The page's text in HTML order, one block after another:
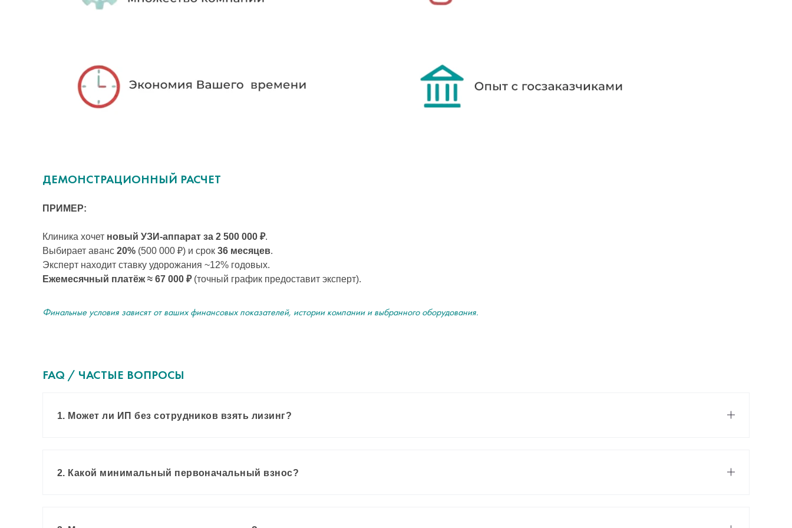
ДЕМОНСТРАЦИОННЫЙ РАСЧЕТ
ПРИМЕР:
Клиника хочет новый УЗИ-аппарат за 2 500 000 ₽.
Выбирает аванс 20% (500 000 ₽) и срок 36 месяцев.
Эксперт находит ставку удорожания ~12% годовых.
Ежемесячный платёж ≈ 67 000 ₽(точный график предоставит эксперт).
Финальные условия зависят от ваших финансовых показателей, истории компании и выбранного оборудования.
FAQ / ЧАСТЫЕ ВОПРОСЫ
1. Может ли ИП без сотрудников взять лизинг?
2. Какой минимальный первоначальный взнос?